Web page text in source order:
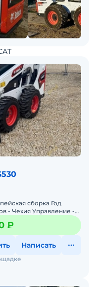
сборка Год
- Чехия Управление -
с НДС 22%
₽
Написать